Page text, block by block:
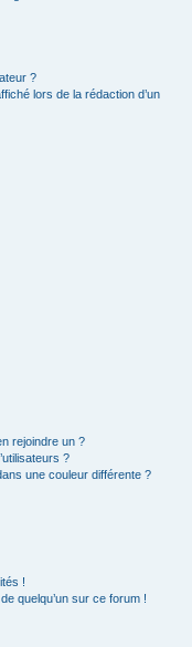
?
lors de la rédaction d’un
rejoindre un ?
?
une couleur différente ?
!
quelqu’un sur ce forum !